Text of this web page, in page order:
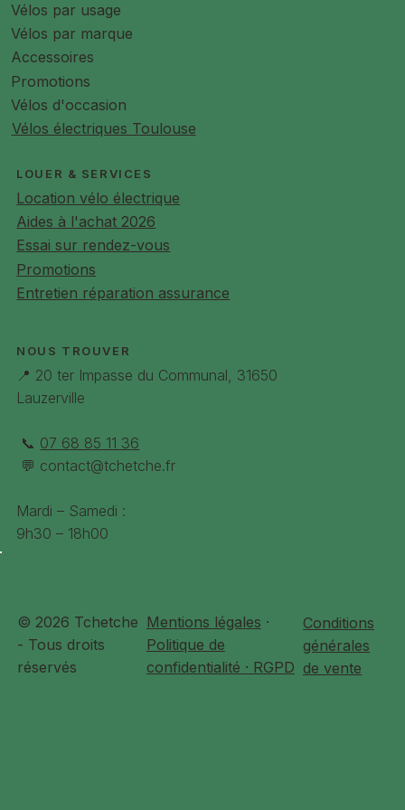
Vélos par usage
Vélos par marque
Accessoires
Promotions
Vélos d'occasion
Vélos électriques Toulouse
LOUER & SERVICES
Location vélo électrique
Aides à l'achat 2026
Essai sur rendez-vous
Promotions
Entretien réparation assurance
NOUS TROUVER
📍 20 ter Impasse du Communal, 31650
Lauzerville
📞 07 68 85 11 36
💬 contact@tchetche.fr
Mardi – Samedi :
9h30 – 18h00
© 2026 Tchetche
- Tous droits
réservés
Mentions légales ·
Politique de
confidentialité · RGPD
Conditions
générales
de vente